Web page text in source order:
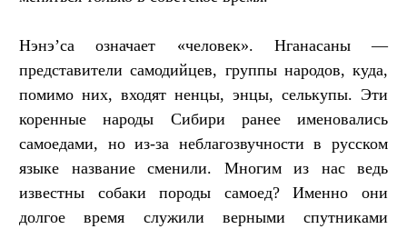
Нэнэ’са означает «человек». Нганасаны —
представители самодийцев, группы народов, куда,
помимо них, входят ненцы, энцы, селькупы. Эти
коренные народы Сибири ранее именовались
самоедами, но из-за неблагозвучности в русском
языке название сменили. Многим из нас ведь
известны собаки породы самоед? Именно они
долгое время служили верными спутниками